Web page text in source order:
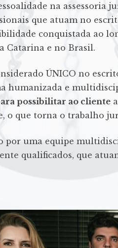
na assessoria
que atuam no
conquistada ao
Catarina e no Brasil.
ÚNICO no
humanizada e
possibilitar ao cliente
o que torna o trabalho
por uma equipe
qualificados, que